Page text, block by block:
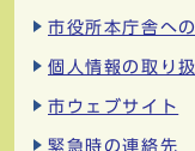
市役所本庁舎へ
個人情報の取り
市ウェブサイト
緊急時の連絡先